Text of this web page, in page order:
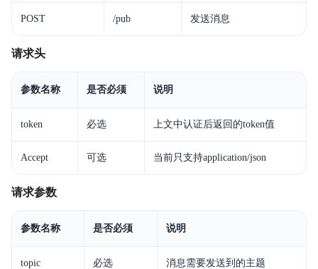
POST /pub 发送消息
请求头
参数名称 是否必须 说明
token 必选 上文中认证后返回的token值
Accept 可选 当前只支持application/json
请求参数
参数名称 是否必须 说明
topic 必选 消息需要发送到的主题